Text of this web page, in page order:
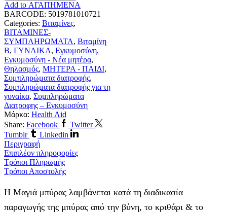
Add to ΑΓΑΠΗΜΕΝΑ
BARCODE: 5019781010721
Categories: Βιταμίνες,
ΒΙΤΑΜΙΝΕΣ-
ΣΥΜΠΛΗΡΩΜΑΤΑ, Βιταμίνη
B, ΓΥΝΑΙΚΑ, Εγκυμοσύνη,
Εγκυμοσύνη - Νέα μητέρα,
Θηλασμός, ΜΗΤΕΡΑ - ΠΑΙΔΙ,
Συμπληρώματα διατροφής,
Συμπληρώματα διατροφής για τη
γυναίκα, Συμπληρώματα
Διατροφης – Εγκυμοσύνη
Μάρκα: Health Aid
Share: Facebook
Twitter
Tumblr
Linkedin
Περιγραφή
Επιπλέον πληροφορίες
Τρόποι Πληρωμής
Τρόποι Αποστολής
Η Μαγιά μπύρας λαμβάνεται κατά τη διαδικασία
παραγωγής της μπύρας από την βύνη, το κριθάρι & το